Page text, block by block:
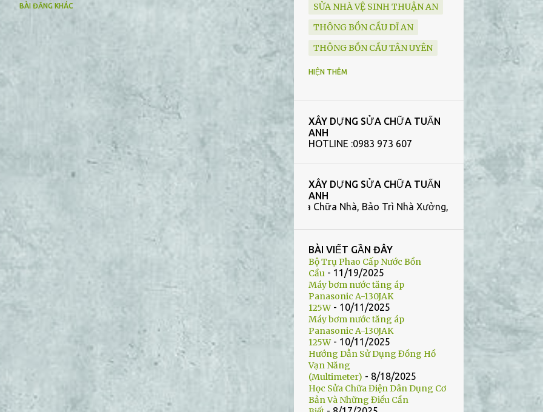
BÀI ĐĂNG KHÁC
SỬA NHÀ VỆ SINH THUẬN AN
THÔNG BỒN CẦU DĨ AN
THÔNG BỒN CẦU TÂN UYÊN
THIẾT BỊ VỆ SINH
HÚT HẦM CẦU THUẬN AN
HÚT HẦM CẦU BÌNH DƯƠNG
SỬA NHÀ VỆ SINH TÂN UYÊN
THÔNG BỒN CẦU MỸ PHƯỚC
XÂY HẦM CẦU BÌNH DƯƠNG
XÂY HẦM CẦU THUẬN AN
TIN TỨC
BỒN TIỂU CẢM ỨNG BÌNH
DƯƠNG
HÚT HẦM CẦU MỸ PHƯỚC
SỬA BỒN CẦU DĨ AN
SỬA BỒN CẦU BẾN CÁT
SỬA CHỮA NHÀ XƯỞNG BÌNH
DƯƠNG
HIỆN THÊM
XÂY DỰNG SỬA CHỮA TUẤN
ANH
HOTLINE :0983 973 607
XÂY DỰNG SỬA CHỮA TUẤN
ANH
Thiết kế, Xây Dựng Sửa Chữa Nhà, Bảo Trì Nhà Xưởng, Công Trình Nhà Vệ Sinh tại
BÀI VIẾT GẦN ĐÂY
Bộ Trụ Phao Cấp Nước Bồn
Cầu - 11/19/2025
Máy bơm nước tăng áp
Panasonic A-130JAK
125W- 10/11/2025
Máy bơm nước tăng áp
Panasonic A-130JAK
125W- 10/11/2025
Hướng Dẫn Sử Dụng Đồng Hồ
Vạn Năng
(Multimeter) - 8/18/2025
Học Sửa Chữa Điện Dân Dụng Cơ
Bản Và Những Điều Cần